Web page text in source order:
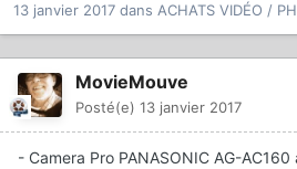
13 janvier 2017 dans ACHATS VIDÉO /
MovieMouve
Posté(e) 13 janvier 2017
- Camera Pro PANASONIC AG-